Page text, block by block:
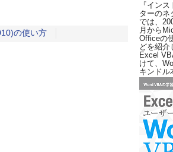
の使い方
『インス
ターのネ
では、
月から
Officeの
どを紹介
Excel
けて、
キンドル